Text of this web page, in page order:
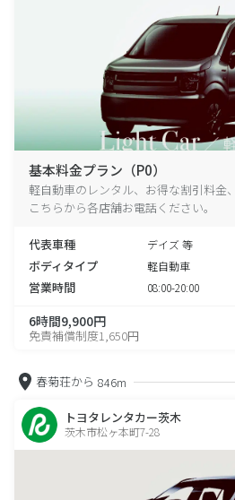
基本料金プラン（P0）
軽自動車のレンタル、お得な割引料金
こちらから各店舗お電話ください。
代表車種 デイズ 等
ボディタイプ 軽自動車
営業時間 08:00-20:00
6時間9,900円
免責補償制度1,650円
春菊荘から 846m
トヨタレンタカー茨木
茨木市松ヶ本町7-28